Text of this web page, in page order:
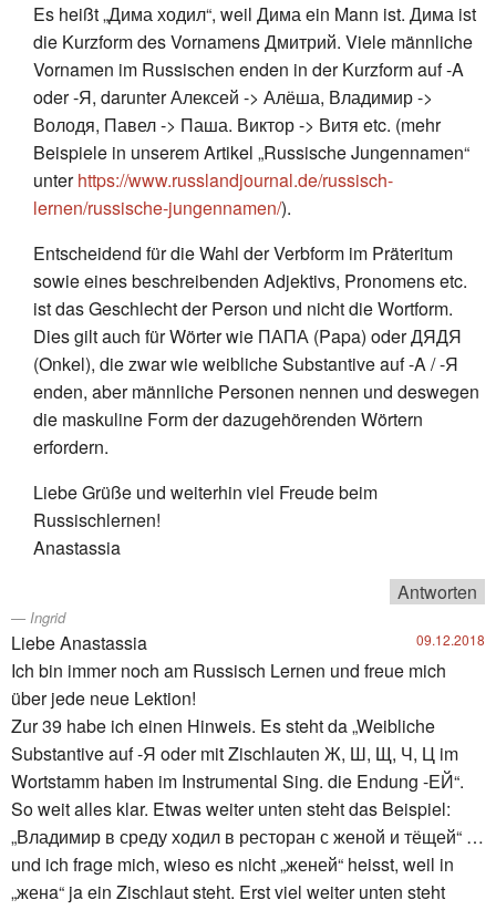
Es heißt „Дима ходил“, weil Дима ein Mann ist. Дима ist
die Kurzform des Vornamens Дмитрий. Viele männliche
Vornamen im Russischen enden in der Kurzform auf -A
oder -Я, darunter Алексей -> Алёша, Владимир ->
Володя, Павел -> Паша. Виктор -> Витя etc. (mehr
Beispiele in unserem Artikel „Russische Jungennamen“
unterhttps://www.russlandjournal.de/russisch-
lernen/russische-jungennamen/).
Entscheidend für die Wahl der Verbform im Präteritum
sowie eines beschreibenden Adjektivs, Pronomens etc.
ist das Geschlecht der Person und nicht die Wortform.
Dies gilt auch für Wörter wie ПАПА (Papa) oder ДЯДЯ
(Onkel), die zwar wie weibliche Substantive auf -A / -Я
enden, aber männliche Personen nennen und deswegen
die maskuline Form der dazugehörenden Wörtern
erfordern.
Liebe Grüße und weiterhin viel Freude beim
Russischlernen!
Anastassia
Antworten
Ingrid
09.12.2018
Liebe Anastassia
Ich bin immer noch am Russisch Lernen und freue mich
über jede neue Lektion!
Zur 39 habe ich einen Hinweis. Es steht da „Weibliche
Substantive auf -Я oder mit Zischlauten Ж, Ш, Щ, Ч, Ц im
Wortstamm haben im Instrumental Sing. die Endung -ЕЙ“.
So weit alles klar. Etwas weiter unten steht das Beispiel:
„Владимир в среду ходил в ресторан с женой и тёщей“ …
und ich frage mich, wieso es nicht „женей“ heisst, weil in
„женa“ ja ein Zischlaut steht. Erst viel weiter unten steht